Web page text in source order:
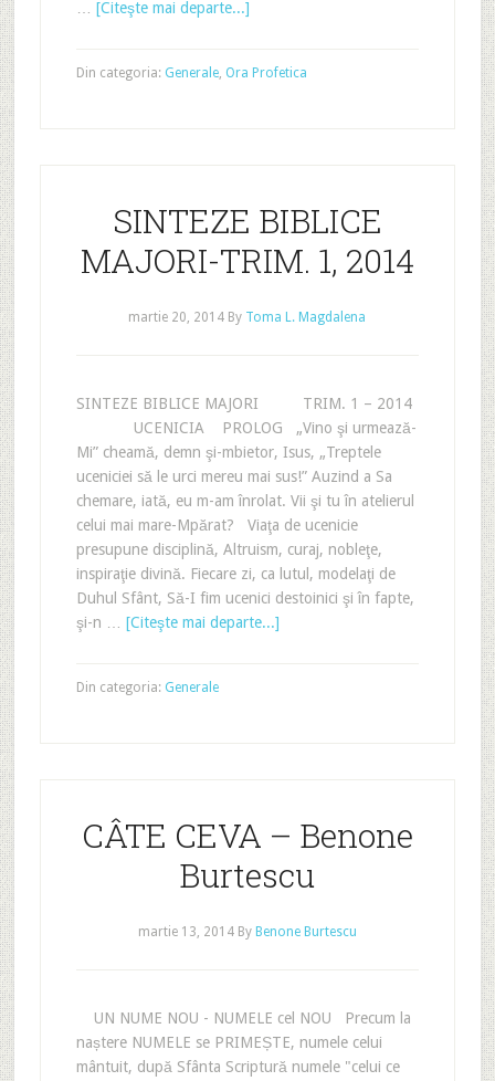
[Citeşte mai departe...]
Din categoria: Generale, Ora Profetica
SINTEZE BIBLICE
MAJORI-TRIM. 1, 2014
martie 20, 2014 By Toma L. Magdalena
SINTEZE BIBLICE MAJORI TRIM. 1 – 2014
UCENICIA PROLOG „Vino şi urmează-
Mi” cheamă, demn şi-mbietor, Isus, „Treptele
uceniciei să le urci mereu mai sus!” Auzind a Sa
chemare, iată, eu m-am înrolat. Vii şi tu în atelierul
celui mai mare-Mpărat? Viaţa de ucenicie
presupune disciplină, Altruism, curaj, nobleţe,
inspiraţie divină. Fiecare zi, ca lutul, modelaţi de
Duhul Sfânt, Să-I fim ucenici destoinici şi în fapte,
şi-n … [Citeşte mai departe...]
Din categoria: Generale
CÂTE CEVA – Benone
Burtescu
martie 13, 2014By Benone Burtescu
UN NUME NOU - NUMELE cel NOU Precum la
naștere NUMELE se PRIMEȘTE, numele celui
mântuit, după Sfânta Scriptură numele "celui ce